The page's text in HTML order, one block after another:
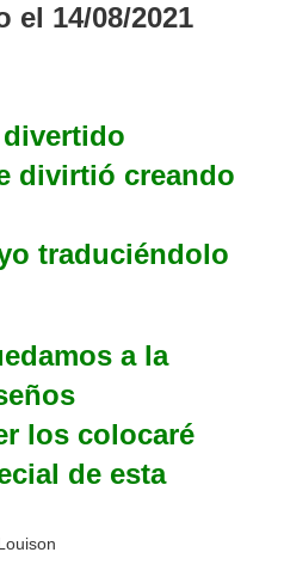
el 14/08/2021
divertido
divirtió creando
traduciéndolo
a la
los colocaré
de esta